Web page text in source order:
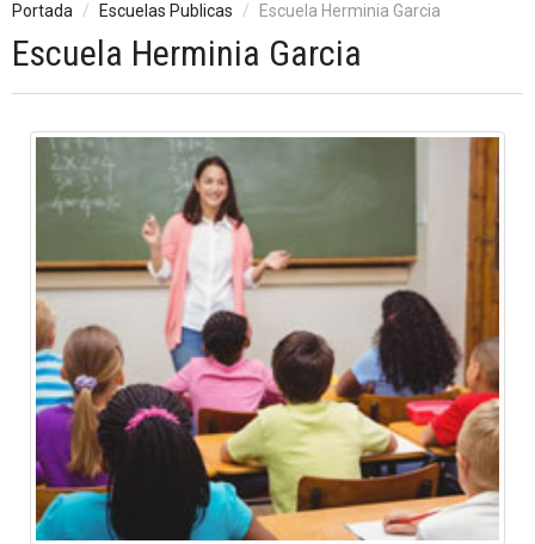
Portada Escuelas Publicas Escuela Herminia Garcia
Escuela Herminia Garcia